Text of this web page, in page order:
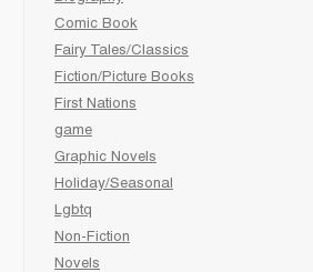
Comic Book
Fairy Tales/Classics
Fiction/Picture Books
First Nations
game
Graphic Novels
Holiday/Seasonal
Lgbtq
Non-Fiction
Novels